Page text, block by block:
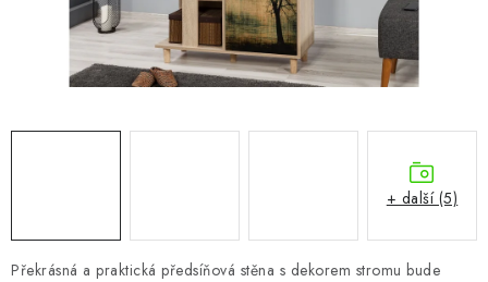
DOPLŇKY A DEKORACE
ZAHRADA
OSTATNÍ
VÝPRODEJ
Překrásná a praktická předsíňová stěna s dekorem stromu bude
+ další (5)